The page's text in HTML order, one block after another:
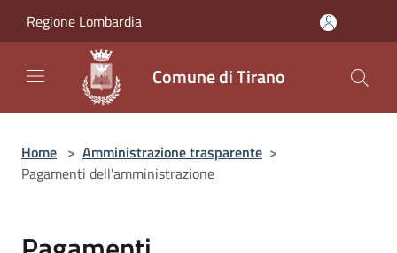
Regione Lombardia
Comune di Tirano
Home > Amministrazione trasparente >
Pagamenti dell'amministrazione